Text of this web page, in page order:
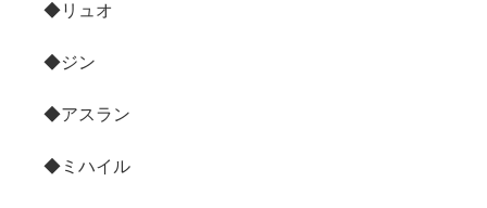
◆リュオ
◆ジン
◆アスラン
◆ミハイル